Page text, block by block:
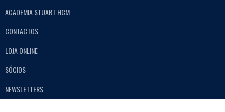
ACADEMIA STUART HCM
CONTACTOS
LOJA ONLINE
SÓCIOS
NEWSLETTERS